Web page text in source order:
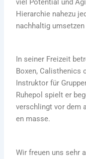
viel Potential und
Hierarchie nahezu
nachhaltig umsetzen
In seiner Freizeit
Boxen, Calisthenics
Instruktor für
Ruhepol spielt er
verschlingt vor dem
en masse.
Wir freuen uns sehr